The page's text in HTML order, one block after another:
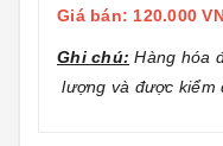
Giá bán: 120.000
Ghi chú: Hàng hóa
lượng và được kiểm